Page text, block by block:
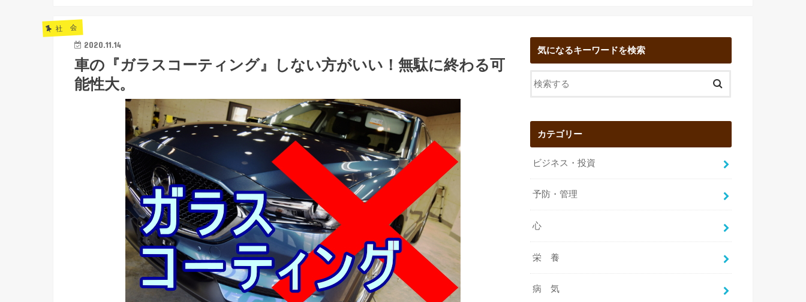
社 会
2020.11.14
車の『ガラスコーティング』しない方がいい！無駄に終わる可
能性大。
気になるキーワードを検索
カテゴリー
ビジネス・投資
予防・管理
心
栄 養
病 気